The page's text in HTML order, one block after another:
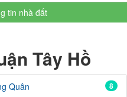
tin nhà đất
Tây Hồ
8
Quân